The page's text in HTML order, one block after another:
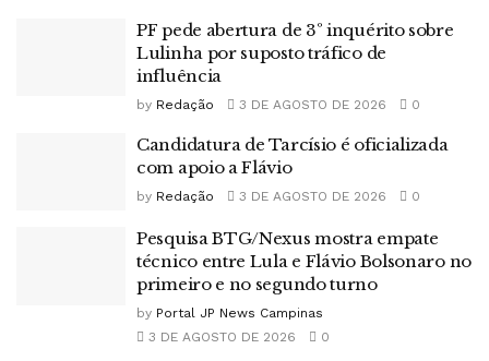
PF pede abertura de 3º inquérito sobre
Lulinha por suposto tráfico de
influência
by Redação 3 DE AGOSTO DE 2026 0
Candidatura de Tarcísio é oficializada
com apoio a Flávio
by Redação 3 DE AGOSTO DE 2026 0
Pesquisa BTG/Nexus mostra empate
técnico entre Lula e Flávio Bolsonaro no
primeiro e no segundo turno
by Portal JP News Campinas
3 DE AGOSTO DE 2026
0